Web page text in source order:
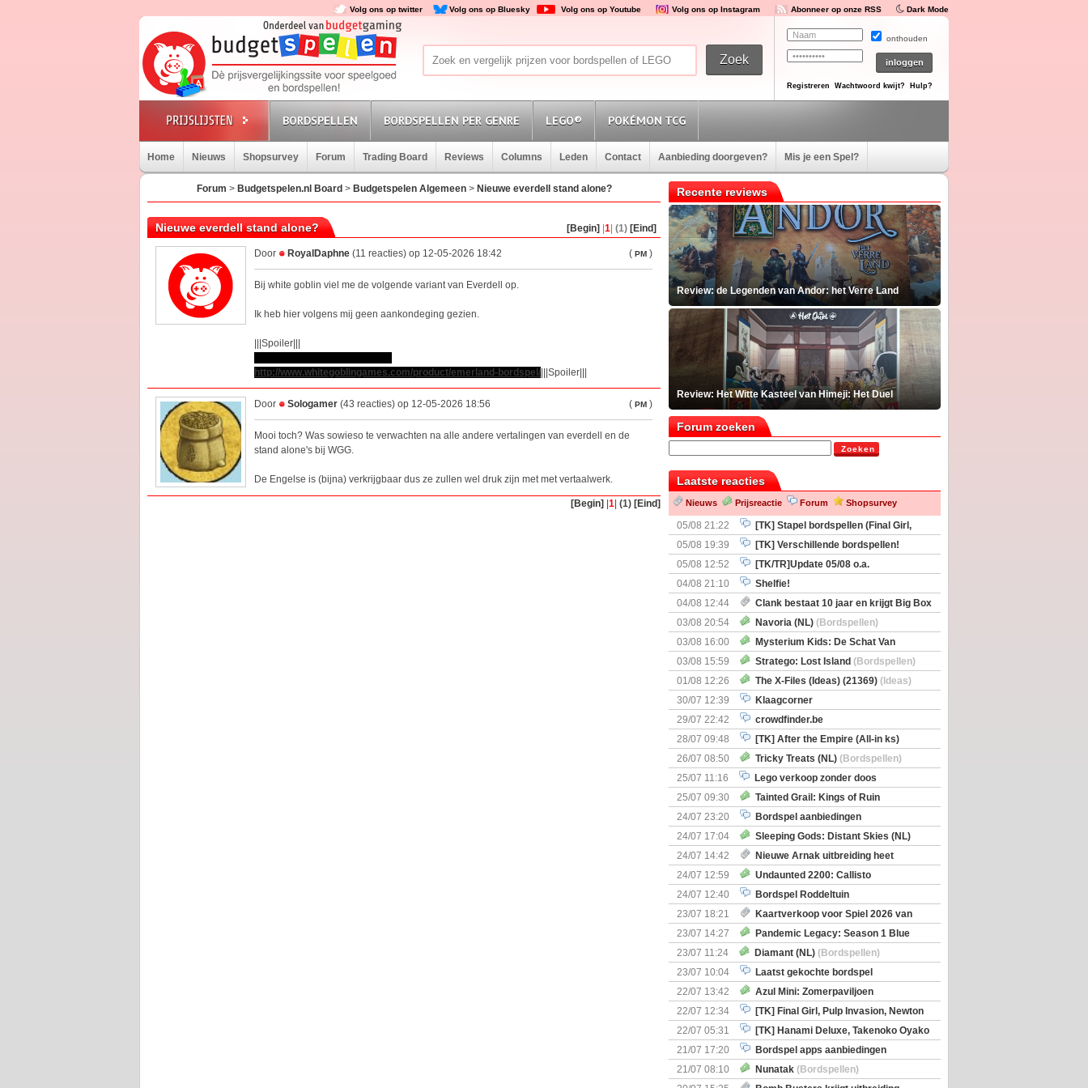
Volg ons op twitter Volg ons op Bluesky Volg ons op Youtube Volg ons op Instagram Abonneer op onze RSS Dark Mode
onthouden
Registreren Wachtwoord kwijt? Hulp?
BORDSPELLEN BORDSPELLEN PER GENRE LEGO® POKÉMON TCG
Home Nieuws Shopsurvey Forum Trading Board Reviews Columns Leden Contact Aanbieding doorgeven? Mis je een Spel?
Forum > Budgetspelen.nl Board > Budgetspelen Algemeen> Nieuwe everdell stand alone?
Nieuwe everdell stand alone? [Begin] 1 (1) [Eind]
Door RoyalDaphne (11 reacties) op 12-05-2026 18:42 ( PM )
Bij white goblin viel me de volgende variant van Everdell op.
Ik heb hier volgens mij geen aankondeging gezien.
|||Spoiler|||
http://www.whitegoblingames.com/product/emerland-bordspel/|||Spoiler|||
Door Sologamer (43 reacties) op 12-05-2026 18:56 ( PM )
Mooi toch? Was sowieso te verwachten na alle andere vertalingen van everdell en de
stand alone's bij WGG.
De Engelse is (bijna) verkrijgbaar dus ze zullen wel druk zijn met met vertaalwerk.
[Begin] 1 (1) [Eind]
Recente reviews
Review: de Legenden van Andor: het Verre Land
Review: Het Witte Kasteel van Himeji: Het Duel
Forum zoeken
Zoeken
Laatste reacties
Nieuws Prijsreactie Forum Shopsurvey
05/08 21:22
[TK] Stapel bordspellen (Final Girl,
Nemesis Retaliation, Zombicide Invader)
05/08 19:39
[TK] Verschillende bordspellen!
05/08 12:52
[TK/TR]Update 05/08 o.a.
Prijsverlagingen, Imperium Horizons, 20 Strong
04/08 21:10
Shelfie!
04/08 12:44
Clank bestaat 10 jaar en krijgt Big Box
+ nieuwe uitbreiding
03/08 20:54 Navoria (NL) (Bordspellen)
03/08 16:00
Mysterium Kids: De Schat Van
Kapitein Boe
(Bordspellen)
03/08 15:59 Stratego: Lost Island (Bordspellen)
01/08 12:26
The X-Files (Ideas) (21369) (Ideas)
30/07 12:39
Klaagcorner
29/07 22:42
crowdfinder.be
28/07 09:48
[TK] After the Empire (All-in ks)
26/07 08:50
Tricky Treats (NL) (Bordspellen)
25/07 11:16
Lego verkoop zonder doos
25/07 09:30
Tainted Grail: Kings of Ruin
Uitbreiding: Wyrd Encounters(Bordspellen)
24/07 23:20
Bordspel aanbiedingen
24/07 17:04
Sleeping Gods: Distant Skies (NL)
(Bordspellen)
24/07 14:42
Nieuwe Arnak uitbreiding heet
Surprise Shipments
24/07 12:59
Undaunted 2200: Callisto
(Bordspellen)
24/07 12:40
Bordspel Roddeltuin
23/07 18:21
Kaartverkoop voor Spiel 2026 van
start
23/07 14:27
Pandemic Legacy: Season 1 Blue
(Bordspellen)
23/07 11:24 Diamant (NL) (Bordspellen)
23/07 10:04
Laatst gekochte bordspel
22/07 13:42
Azul Mini: Zomerpaviljoen
(Bordspellen)
22/07 12:34
[TK] Final Girl, Pulp Invasion, Newton
& Great Discoveries
22/07 05:31
[TK] Hanami Deluxe, Takenoko Oyako
bigbox
21/07 17:20
Bordspel apps aanbiedingen
21/07 08:10
Nunatak (Bordspellen)